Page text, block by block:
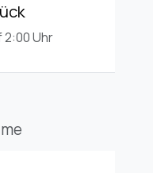
2:00 Uhr